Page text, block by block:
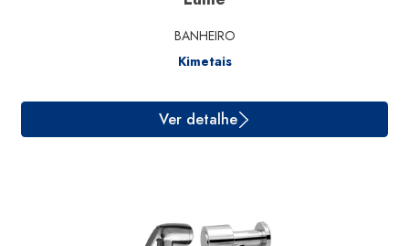
BANHEIRO
Kimetais